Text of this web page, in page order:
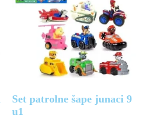
Set patrolne šape junaci 9
u1